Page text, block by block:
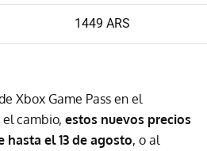
1449 ARS
Xbox Game Pass en el
cambio, estos nuevos precios
hasta el 13 de agosto, o al